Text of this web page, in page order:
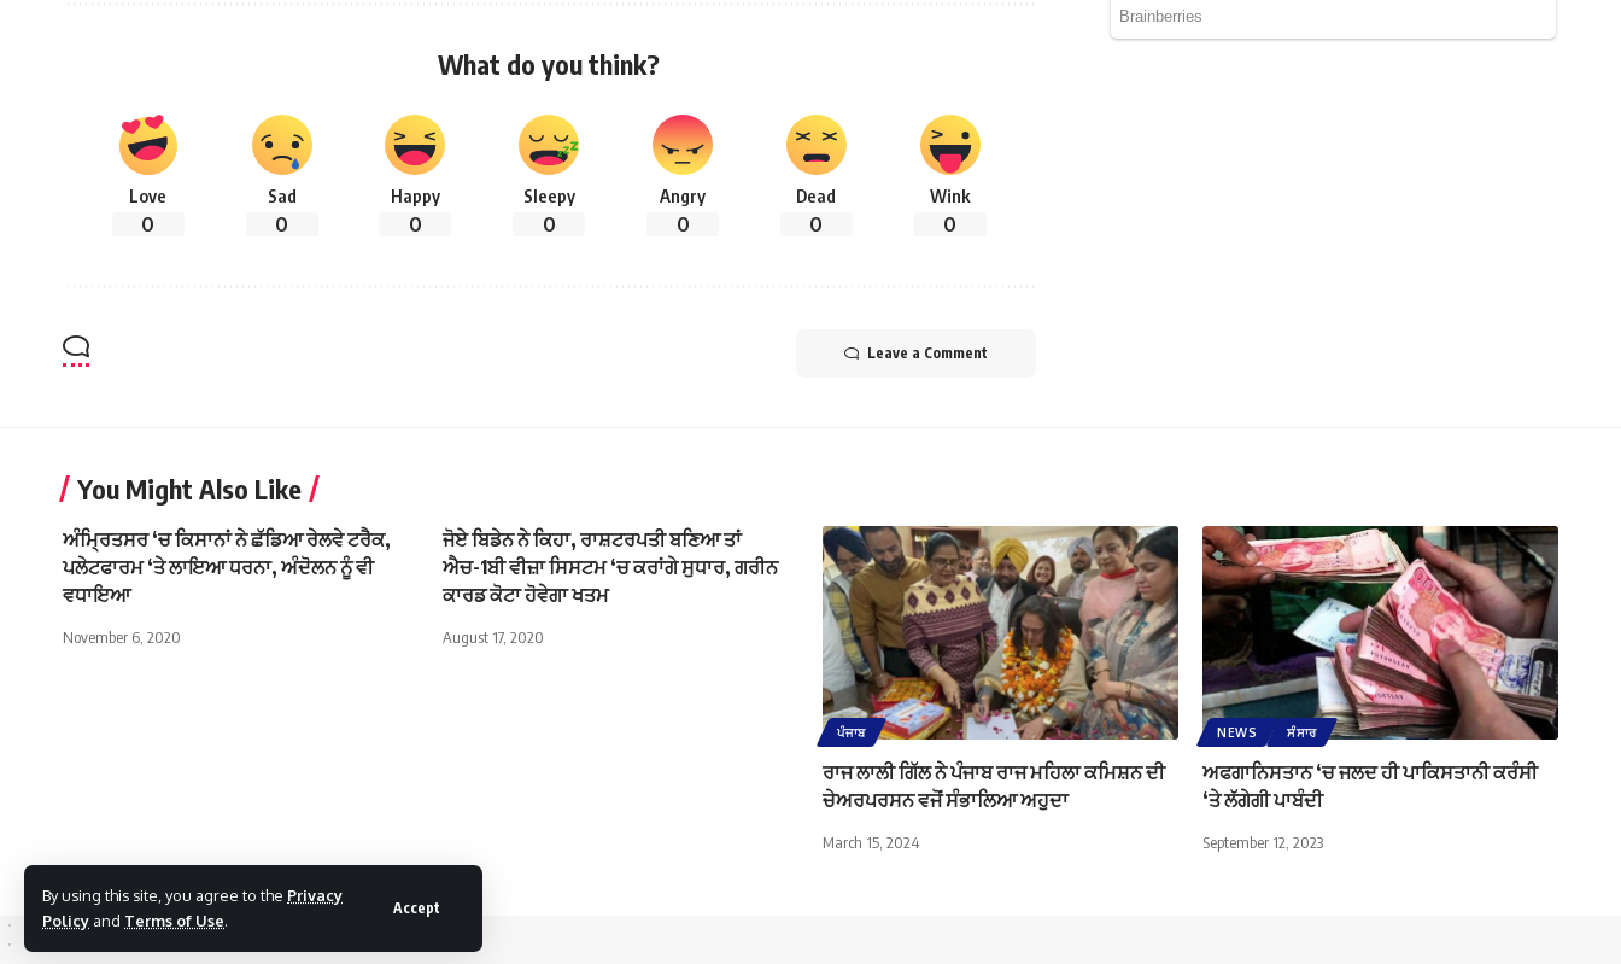
By using this site, you agree to the Privacy
Policy and Terms of Use.
Accept
What do you think?
Love
0
Sad
0
Happy
0
Sleepy
0
Angry
0
Dead
0
Wink
0
Leave a Comment
You Might Also Like
ਅੰਮ੍ਰਿਤਸਰ ‘ਚ ਕਿਸਾਨਾਂ ਨੇ ਛੱਡਿਆ ਰੇਲਵੇ ਟਰੈਕ,
ਪਲੇਟਫਾਰਮ ‘ਤੇ ਲਾਇਆ ਧਰਨਾ, ਅੰਦੋਲਨ ਨੂੰ ਵੀ
ਵਧਾਇਆ
November 6, 2020
ਜੋਏ ਬਿਡੇਨ ਨੇ ਕਿਹਾ, ਰਾਸ਼ਟਰਪਤੀ ਬਣਿਆ ਤਾਂ
ਐਚ-1ਬੀ ਵੀਜ਼ਾ ਸਿਸਟਮ ‘ਚ ਕਰਾਂਗੇ ਸੁਧਾਰ, ਗਰੀਨ
ਕਾਰਡ ਕੋਟਾ ਹੋਵੇਗਾ ਖਤਮ
August 17, 2020
ਪੰਜਾਬ
ਰਾਜ ਲਾਲੀ ਗਿੱਲ ਨੇ ਪੰਜਾਬ ਰਾਜ ਮਹਿਲਾ ਕਮਿਸ਼ਨ ਦੀ
ਚੇਅਰਪਰਸਨ ਵਜੋਂ ਸੰਭਾਲਿਆ ਅਹੁਦਾ
March 15, 2024
NEWS ਸੰਸਾਰ
ਅਫਗਾਨਿਸਤਾਨ ‘ਚ ਜਲਦ ਹੀ ਪਾਕਿਸਤਾਨੀ ਕਰੰਸੀ
‘ਤੇ ਲੱਗੇਗੀ ਪਾਬੰਦੀ
September 12, 2023